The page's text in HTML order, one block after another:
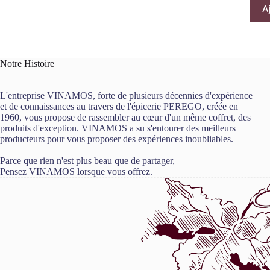
Notre Histoire
L'entreprise VINAMOS, forte de plusieurs décennies d'expérience
et de connaissances au travers de l'épicerie PEREGO, créée en
1960, vous propose de rassembler au cœur d'un même coffret, des
produits d'exception. VINAMOS a su s'entourer des meilleurs
producteurs pour vous proposer des expériences inoubliables.
Parce que rien n'est plus beau que de partager,
Pensez VINAMOS lorsque vous offrez.